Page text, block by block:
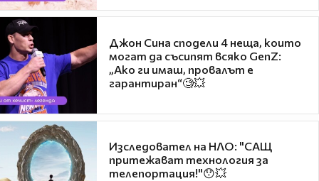
Джон Сина сподели 4 неща, които
могат да съсипят всяко GenZ:
„Ако ги имаш, провалът е
гарантиран“🧐💥
Изследовател на НЛО: "САЩ
притежават технология за
телепортация!"😯💥